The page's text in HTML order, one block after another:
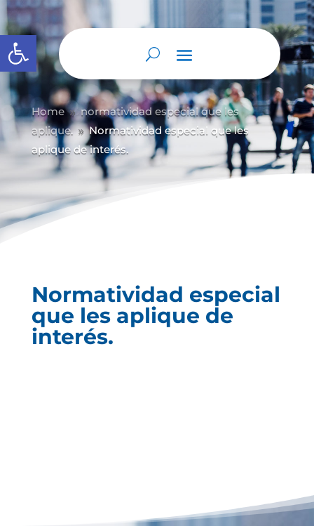
Abrir barra de herramientas
Home 9 normatividad especial que les
aplique. 9 Normatividad especial que les
aplique de interés.
Normatividad especial
que les aplique de
interés.